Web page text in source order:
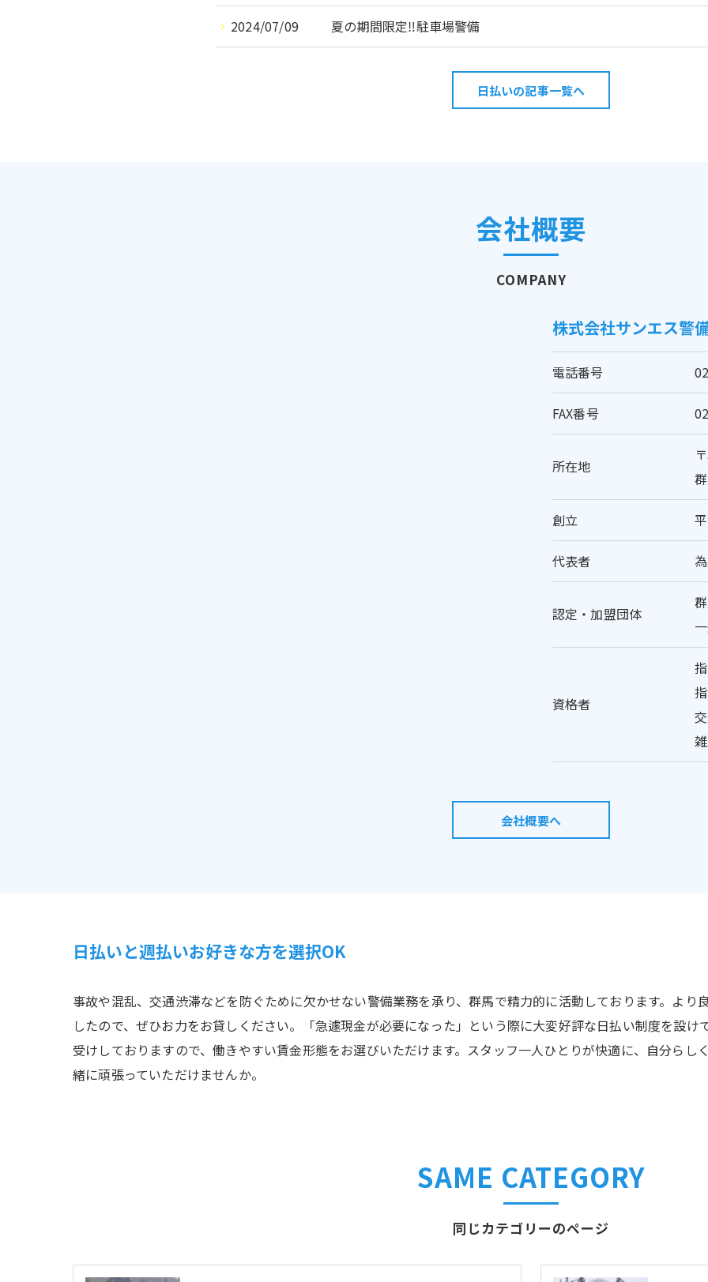
2024/07/09 夏の期間限定‼駐車場警備
日払いの記事一覧へ
会社概要
COMPANY
株式会社サンエス警
電話番号
FAX番号
所在地
創立
代表者
認定・加盟団体
資格者
会社概要へ
日払いと週払いお好きな方を選択OK
事故や混乱、交通渋滞などを防ぐために欠かせない警備業務を承り、群馬で精力的に活動しております。よ
したので、ぜひお力をお貸しください。「急遽現金が必要になった」という際に大変好評な日払い制度を設
受けしておりますので、働きやすい賃金形態をお選びいただけます。スタッフ一人ひとりが快適に、自分ら
緒に頑張っていただけませんか。
同じカテゴリーのページ
SAME CATEGORY